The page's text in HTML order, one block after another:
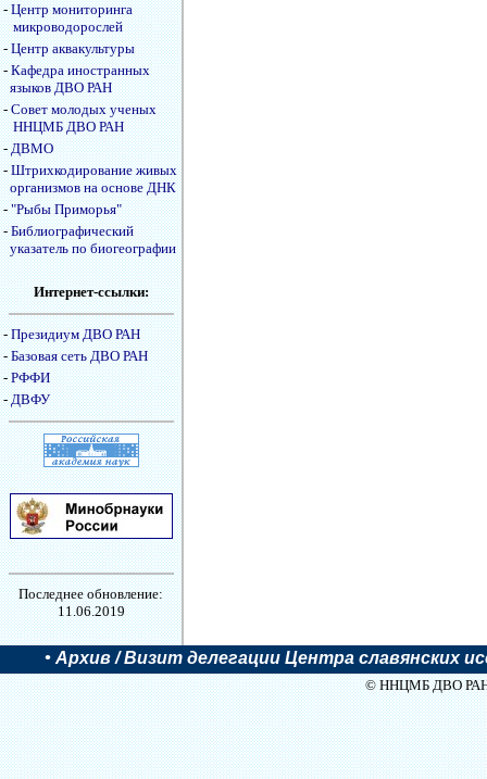
-Центр мониторинга
микроводорослей
-Центр аквакультуры
-Кафедра иностранных
языков ДВО РАН
-Совет молодых ученых
ННЦМБ ДВО РАН
-ДВМО
-Штрихкодирование живых
организмов на основе ДНК
-"Рыбы Приморья"
-Библиографический
указатель по биогеографии
Интернет-ссылки:
-Президиум ДВО РАН
-Базовая сеть ДВО РАН
-РФФИ
-ДВФУ
Последнее обновление:
11.06.2019
• Архив / Визит делегации Центра славянских
© ННЦМБ ДВО РАН,